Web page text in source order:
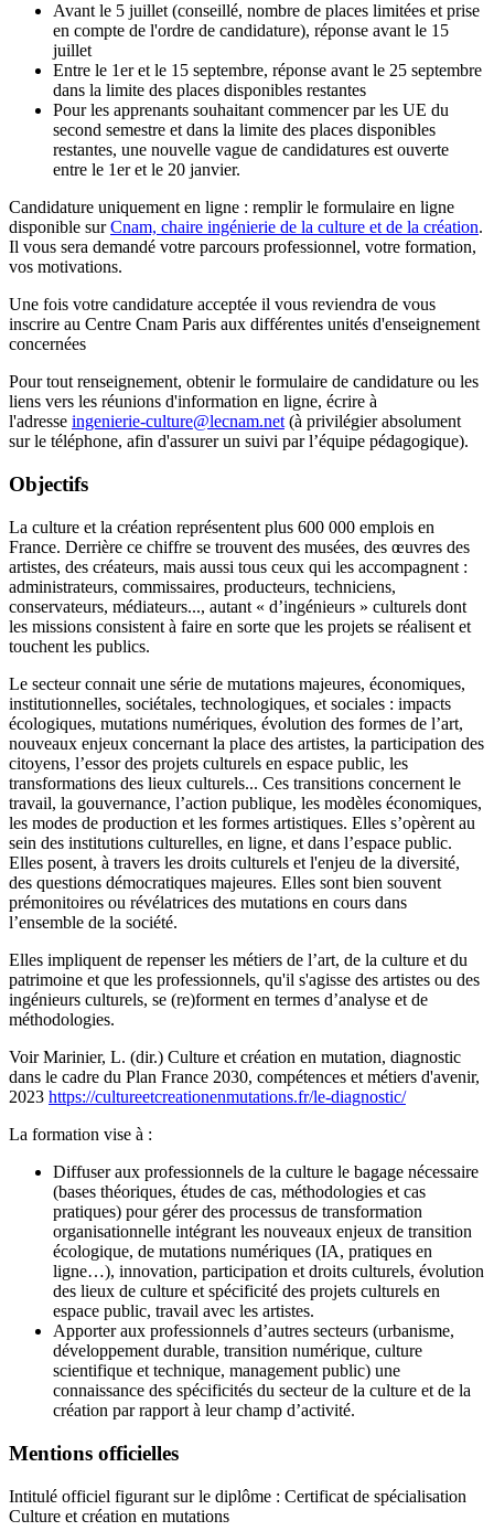
Avant le 5 juillet (conseillé, nombre de places limitées et prise
en compte de l'ordre de candidature), réponse avant le 15
juillet
Entre le 1er et le 15 septembre, réponse avant le 25 septembre
dans la limite des places disponibles restantes
Pour les apprenants souhaitant commencer par les UE du
second semestre et dans la limite des places disponibles
restantes, une nouvelle vague de candidatures est ouverte
entre le 1er et le 20 janvier.
Candidature uniquement en ligne : remplir le formulaire en ligne
disponible surCnam, chaire ingénierie de la culture et de la création.
Il vous sera demandé votre parcours professionnel, votre formation,
vos motivations.
Une fois votre candidature acceptée il vous reviendra de vous
inscrire au Centre Cnam Paris aux différentes unités d'enseignement
concernées
Pour tout renseignement, obtenir le formulaire de candidature ou les
liens vers les réunions d'information en ligne, écrire à
l'adresse ingenierie-culture@lecnam.net(à privilégier absolument
sur le téléphone, afin d'assurer un suivi par l’équipe pédagogique).
Objectifs
La culture et la création représentent plus 600 000 emplois en
France. Derrière ce chiffre se trouvent des musées, des œuvres des
artistes, des créateurs, mais aussi tous ceux qui les accompagnent :
administrateurs, commissaires, producteurs, techniciens,
conservateurs, médiateurs..., autant « d’ingénieurs » culturels dont
les missions consistent à faire en sorte que les projets se réalisent et
touchent les publics.
Le secteur connait une série de mutations majeures, économiques,
institutionnelles, sociétales, technologiques, et sociales : impacts
écologiques, mutations numériques, évolution des formes de l’art,
nouveaux enjeux concernant la place des artistes, la participation des
citoyens, l’essor des projets culturels en espace public, les
transformations des lieux culturels... Ces transitions concernent le
travail, la gouvernance, l’action publique, les modèles économiques,
les modes de production et les formes artistiques. Elles s’opèrent au
sein des institutions culturelles, en ligne, et dans l’espace public.
Elles posent, à travers les droits culturels et l'enjeu de la diversité,
des questions démocratiques majeures. Elles sont bien souvent
prémonitoires ou révélatrices des mutations en cours dans
l’ensemble de la société.
Elles impliquent de repenser les métiers de l’art, de la culture et du
patrimoine et que les professionnels, qu'il s'agisse des artistes ou des
ingénieurs culturels, se (re)forment en termes d’analyse et de
méthodologies.
Voir Marinier, L. (dir.) Culture et création en mutation, diagnostic
dans le cadre du Plan France 2030, compétences et métiers d'avenir,
2023 https://cultureetcreationenmutations.fr/le-diagnostic/
La formation vise à :
Diffuser aux professionnels de la culture le bagage nécessaire
(bases théoriques, études de cas, méthodologies et cas
pratiques) pour gérer des processus de transformation
organisationnelle intégrant les nouveaux enjeux de transition
écologique, de mutations numériques (IA, pratiques en
ligne…), innovation, participation et droits culturels, évolution
des lieux de culture et spécificité des projets culturels en
espace public, travail avec les artistes.
Apporter aux professionnels d’autres secteurs (urbanisme,
développement durable, transition numérique, culture
scientifique et technique, management public) une
connaissance des spécificités du secteur de la culture et de la
création par rapport à leur champ d’activité.
Mentions officielles
Intitulé officiel figurant sur le diplôme : Certificat de spécialisation
Culture et création en mutations